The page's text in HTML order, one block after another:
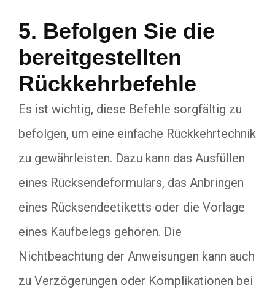
5. Befolgen Sie die
bereitgestellten
Rückkehrbefehle
Es ist wichtig, diese Befehle sorgfältig zu
befolgen, um eine einfache Rückkehrtechnik
zu gewährleisten. Dazu kann das Ausfüllen
eines Rücksendeformulars, das Anbringen
eines Rücksendeetiketts oder die Vorlage
eines Kaufbelegs gehören. Die
Nichtbeachtung der Anweisungen kann auch
zu Verzögerungen oder Komplikationen bei